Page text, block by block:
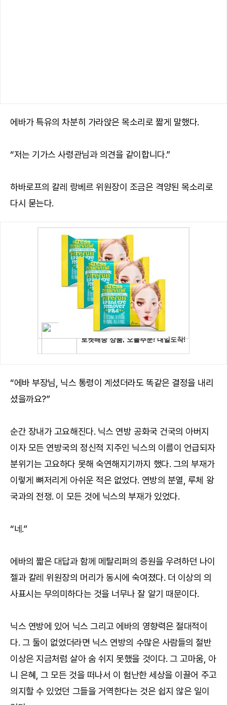
에바가 특유의 차분히 가라앉은 목소리로 짧게 말했다.
“저는 기가스 사령관님과 의견을 같이합니다.”
하바로프의 칼레 랑베르 위원장이 조금은 격양된 목소리로
다시 묻는다.
“에바 부장님, 닉스 통령이 계셨더라도 똑같은 결정을 내리
셨을까요?”
순간 장내가 고요해진다. 닉스 연방 공화국 건국의 아버지
이자 모든 연방국의 정신적 지주인 닉스의 이름이 언급되자
분위기는 고요하다 못해 숙연해지기까지 했다. 그의 부재가
이렇게 뼈저리게 아쉬운 적은 없었다. 연방의 분열, 루체 왕
국과의 전쟁. 이 모든 것에 닉스의 부재가 있었다.
“네.”
에바의 짧은 대답과 함께 메탈리퍼의 증원을 우려하던 나이
젤과 칼레 위원장의 머리가 동시에 숙여졌다. 더 이상의 의
사표시는 무의미하다는 것을 너무나 잘 알기 때문이다.
닉스 연방에 있어 닉스 그리고 에바의 영향력은 절대적이
다. 그 둘이 없었더라면 닉스 연방의 수많은 사람들의 절반
이상은 지금처럼 살아 숨 쉬지 못했을 것이다. 그 고마움, 아
니 은혜, 그 모든 것을 떠나서 이 험난한 세상을 이끌어 주고
의지할 수 있었던 그들을 거역한다는 것은 쉽지 않은 일이